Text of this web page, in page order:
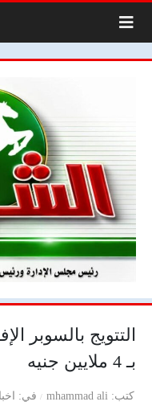
التتويج بالسوبر
بـ 4 ملايين جنيه
كتب mhammad ali في